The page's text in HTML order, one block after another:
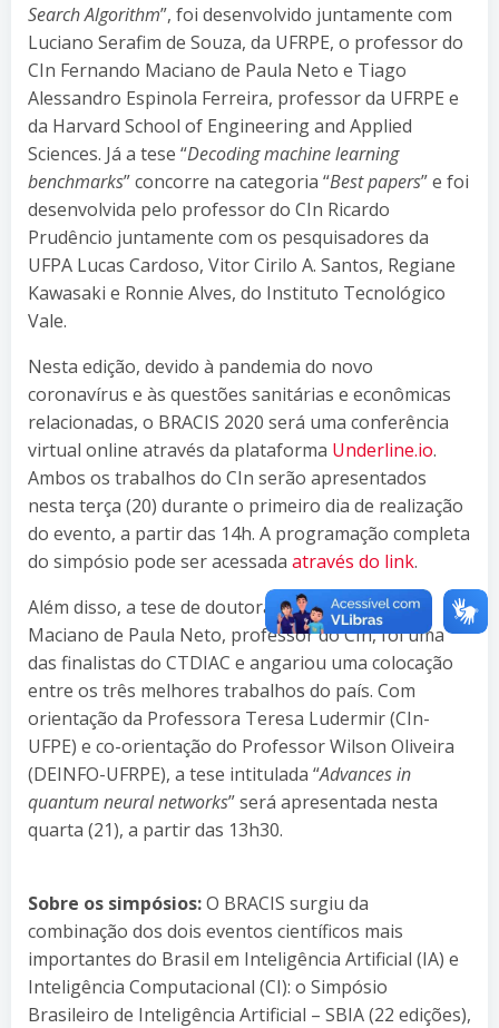
Search Algorithm”, foi desenvolvido juntamente com
Luciano Serafim de Souza, da UFRPE, o professor do
CIn Fernando Maciano de Paula Neto e Tiago
Alessandro Espinola Ferreira, professor da UFRPE e
da Harvard School of Engineering and Applied
Sciences. Já a tese “Decoding machine learning
benchmarks” concorre na categoria “Best papers” e foi
desenvolvida pelo professor do CIn Ricardo
Prudêncio juntamente com os pesquisadores da
UFPA Lucas Cardoso, Vitor Cirilo A. Santos, Regiane
Kawasaki e Ronnie Alves, do Instituto Tecnológico
Vale.
Nesta edição, devido à pandemia do novo
coronavírus e às questões sanitárias e econômicas
relacionadas, o BRACIS 2020 será uma conferência
virtual online através da plataforma Underline.io.
Ambos os trabalhos do CIn serão apresentados
nesta terça (20) durante o primeiro dia de realização
do evento, a partir das 14h. A programação completa
do simpósio pode ser acessada através do link.
Além disso, a tese de doutorado de Fernando
Maciano de Paula Neto, professor do CIn, foi uma
das finalistas do CTDIAC e angariou uma colocação
entre os três melhores trabalhos do país. Com
orientação da Professora Teresa Ludermir (CIn-
UFPE) e co-orientação do Professor Wilson Oliveira
(DEINFO-UFRPE), a tese intitulada “Advances in
quantum neural networks” será apresentada nesta
quarta (21), a partir das 13h30.
Sobre os simpósios:O BRACIS surgiu da
combinação dos dois eventos científicos mais
importantes do Brasil em Inteligência Artificial (IA) e
Inteligência Computacional (CI): o Simpósio
Brasileiro de Inteligência Artificial – SBIA (22 edições),